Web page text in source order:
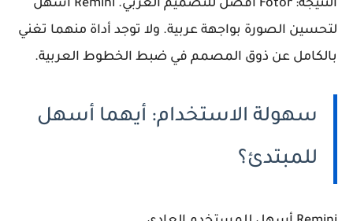
النتيجة:
Fotor أفضل للتصميم العربي. Remini أسهل
لتحسين الصورة بواجهة عربية. ولا توجد أداة منهما تغني
بالكامل عن ذوق المصمم في ضبط الخطوط العربية.
سهولة الاستخدام: أيهما أسهل
للمبتدئ؟